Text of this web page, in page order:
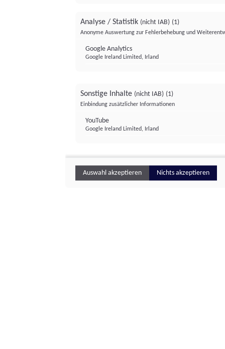
Analyse / Statistik (nicht IAB) (1)
Anonyme Auswertung zur Fehlerbehebung und
Google Analytics
Google Ireland Limited, Irland
Sonstige Inhalte (nicht IAB) (1)
Einbindung zusätzlicher Informationen
YouTube
Google Ireland Limited, Irland
Auswahl akzeptieren Nichts akzeptieren